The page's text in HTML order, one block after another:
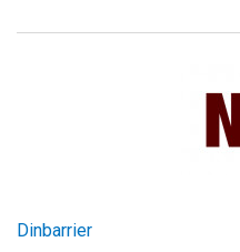
Dinbarrier